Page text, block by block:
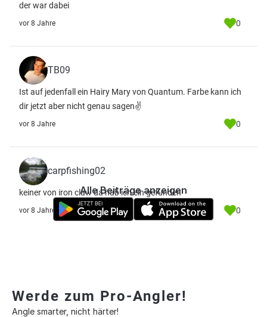
der war dabei
vor 8 Jahre 0
TB09
Ist auf jedenfall ein Hairy Mary von Quantum. Farbe kann ich
dir jetzt aber nicht genau sagen✌
vor 8 Jahre 0
carpfishing02
keiner von iron claw da hab ich ein gefunden
vor 8 Jahre 0
Alle Beiträge anzeigen
Werde zum Pro-Angler!
Angle smarter, nicht härter!